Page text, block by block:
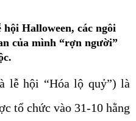
hội Halloween, các ngôi
của mình “rợn người”
lễ hội “Hóa lộ quỷ”) là
tổ chức vào 31-10 hằng